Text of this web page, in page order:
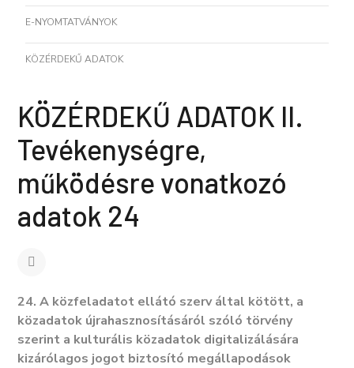
E-NYOMTATVÁNYOK
KÖZÉRDEKŰ ADATOK
KÖZÉRDEKŰ ADATOK II.
Tevékenységre,
működésre vonatkozó
adatok 24
24. A közfeladatot ellátó szerv által kötött, a
közadatok újrahasznosításáról szóló törvény
szerint a kulturális közadatok digitalizálására
kizárólagos jogot biztosító megállapodások